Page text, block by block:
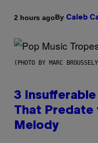
2 hours agoBy Caleb
(PHOTO BY MARC
3
That Predate
Melody